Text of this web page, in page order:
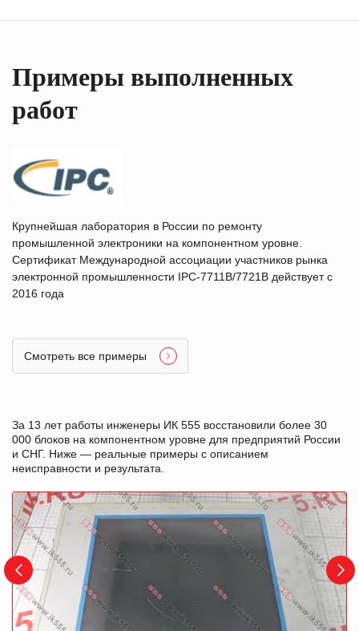
Примеры выполненных
работ
Крупнейшая лаборатория в России по ремонту
промышленной электроники на компонентном уровне.
Сертификат Международной ассоциации участников рынка
электронной промышленности IPC-7711B/7721B действует с
2016 года
Смотреть все примеры
За 13 лет работы инженеры ИК 555 восстановили более 30
000 блоков на компонентном уровне для предприятий России
и СНГ. Ниже — реальные примеры с описанием
неисправности и результата.